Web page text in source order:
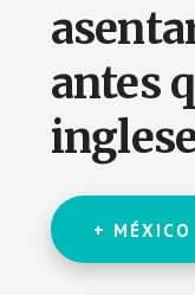
antes
+ MÉXICO